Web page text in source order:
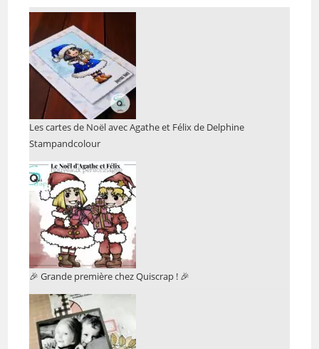
Les cartes de Noël avec Agathe et Félix de Delphine
Stampandcolour
🎉 Grande première chez Quiscrap ! 🎉